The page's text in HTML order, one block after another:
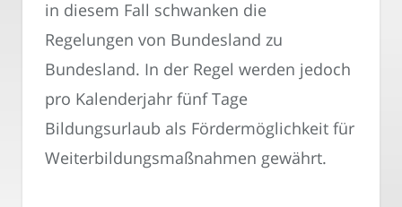
in diesem Fall schwanken die
Regelungen von Bundesland zu
Bundesland. In der Regel werden jedoch
pro Kalenderjahr fünf Tage
Bildungsurlaub als Fördermöglichkeit für
Weiterbildungsmaßnahmen gewährt.